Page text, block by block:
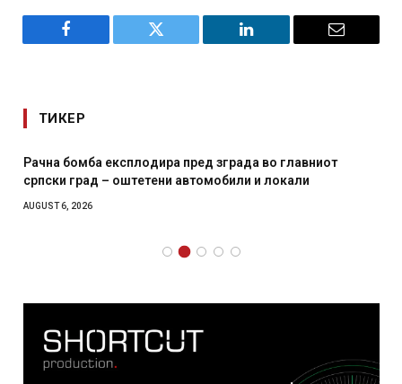
Facebook Twitter LinkedIn Email
ТИКЕР
Рачна бомба експлодира пред зграда во главниот
српски град – оштетени автомобили и локали
AUGUST 6, 2026